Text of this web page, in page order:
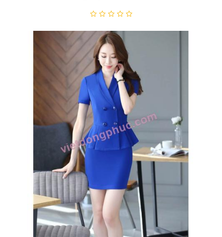
Đồng Phục Áo Vest Nữ 15